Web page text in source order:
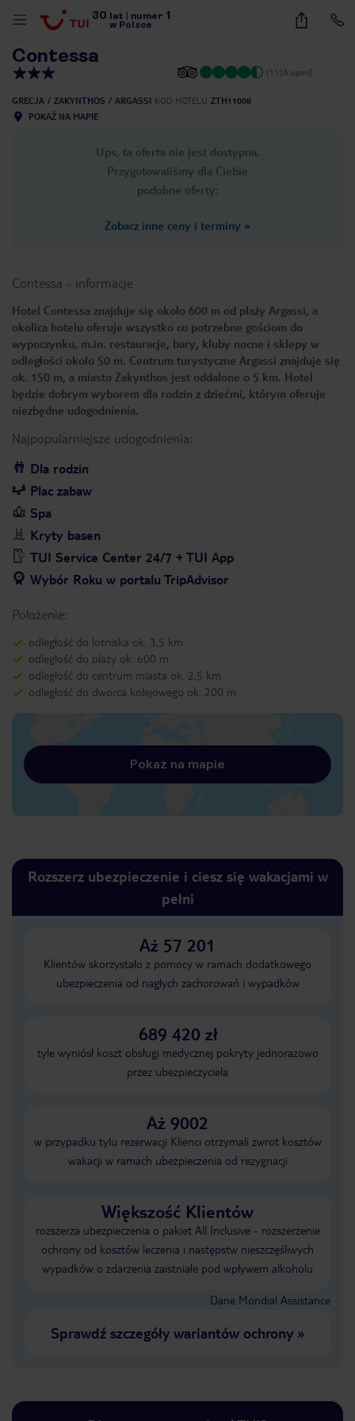
30 lat numer 1
w Polsce
47
Contessa
(1126 opinii)
GRECJA ZAKYNTHOS ARGASSI KOD HOTELU ZTH11008
POKAŻ NA MAPIE
Ups, ta oferta nie jest dostępna.
Przygotowaliśmy dla Ciebie
podobne oferty:
Zobacz inne ceny i terminy »
Contessa - informacje
Hotel Contessa znajduje się około 600 m od plaży Argassi, a
okolica hotelu oferuje wszystko co potrzebne gościom do
wypoczynku, m.in. restauracje, bary, kluby nocne i sklepy w
odległości około 50 m. Centrum turystyczne Argassi znajduje się
ok. 150 m, a miasto Zakynthos jest oddalone o 5 km. Hotel
będzie dobrym wyborem dla rodzin z dziećmi, którym oferuje
niezbędne udogodnienia.
Najpopularniejsze udogodnienia:
Dla rodzin
Plac zabaw
Spa
Kryty basen
TUI Service Center 24/7 + TUI App
Wybór Roku w portalu TripAdvisor
Położenie:
odległość do lotniska ok. 3,5 km
odległość do plaży ok. 600 m
odległość do centrum miasta ok. 2,5 km
odległość do dworca kolejowego ok. 200 m
Pokaż na mapie
Rozszerz ubezpieczenie i ciesz się wakacjami w
pełni
Aż 57 201
Klientów skorzystało z pomocy w ramach dodatkowego
ubezpieczenia od nagłych zachorowań i wypadków
689 420 zł
tyle wyniósł koszt obsługi medycznej pokryty jednorazowo
przez ubezpieczyciela
Aż 9002
w przypadku tylu rezerwacji Klienci otrzymali zwrot kosztów
wakacji w ramach ubezpieczenia od rezygnacji
Większość Klientów
rozszerza ubezpieczenia o pakiet All Inclusive - rozszerzenie
ochrony od kosztów leczenia i następstw nieszczęśliwych
wypadków o zdarzenia zaistniałe pod wpływem alkoholu
Dane Mondial Assistance
Sprawdź szczegóły wariantów ochrony»